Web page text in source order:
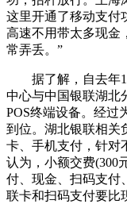
这里开通了移动支付
高速不用带太多现金
常弄丢。”
据了解，自去年11
中心与中国银联湖北
POS终端设备。经过
到位。湖北银联相关
卡、手机支付，针对
认为，小额交费(300
付、现金、扫码支付
联卡和扫码支付要比